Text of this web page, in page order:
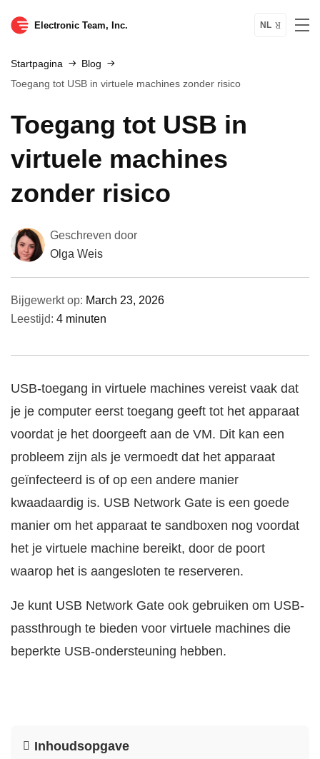
Electronic Team, Inc. NL
Startpagina
Blog
Toegang tot USB in virtuele machines zonder risico
Toegang tot USB in
virtuele machines
zonder risico
Geschreven door
Olga Weis
Bijgewerkt op: March 23, 2026
Leestijd: 4 minuten
USB-toegang in virtuele machines vereist vaak dat
je je computer eerst toegang geeft tot het apparaat
voordat je het doorgeeft aan de VM. Dit kan een
probleem zijn als je vermoedt dat het apparaat
geïnfecteerd is of op een andere manier
kwaadaardig is. USB Network Gate is een goede
manier om het apparaat te sandboxen nog voordat
het je virtuele machine bereikt, door de poort
waarop het is aangesloten te reserveren.
Je kunt USB Network Gate ook gebruiken om USB-
passthrough te bieden voor virtuele machines die
beperkte USB-ondersteuning hebben.
Inhoudsopgave